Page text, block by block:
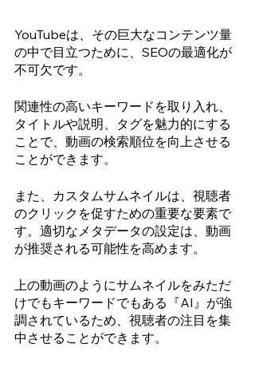
YouTubeは、その巨大なコンテンツ量
の中で目立つために、SEOの最適化が
不可欠です。
関連性の高いキーワードを取り入れ、
タイトルや説明、タグを魅力的にする
ことで、動画の検索順位を向上させる
ことができます。
また、カスタムサムネイルは、視聴者
のクリックを促すための重要な要素で
す。適切なメタデータの設定は、動画
が推奨される可能性を高めます。
上の動画のようにサムネイルをみただ
けでもキーワードでもある『AI』が強
調されているため、視聴者の注目を集
中させることができます。